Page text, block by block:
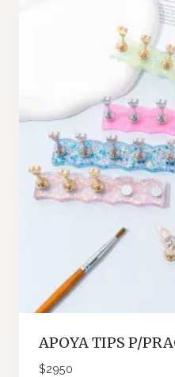
APOYA TIPS P/
$2950